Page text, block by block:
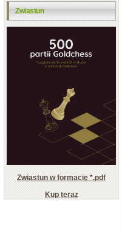
Zwiastun
Zwiastun w formacie *.pdf
Kup teraz